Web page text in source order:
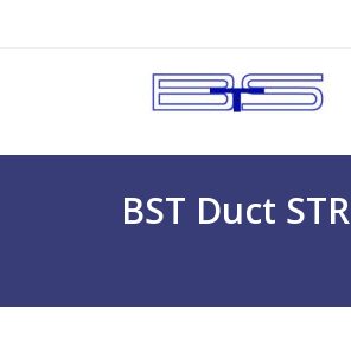
BST Duct STR